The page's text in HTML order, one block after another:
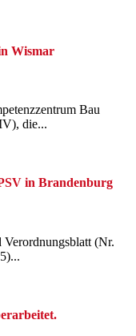
Wismar
Bau
die...
in Brandenburg
(Nr.